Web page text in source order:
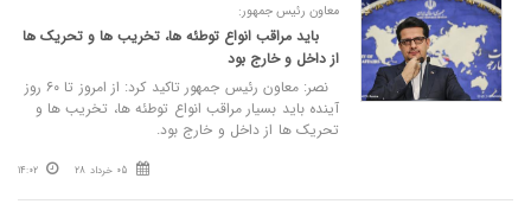
معاون رئیس جمهور:
باید مراقب انواع توطئه ها، تخریب ها و تحریک ها
از داخل و خارج بود
نصر: معاون رئیس جمهور تاکید کرد: از امروز تا ۶۰ روز
آینده باید بسیار مراقب انواع توطئه ها، تخریب ها و
تحریک ها از داخل و خارج بود.
05 خرداد 28 14:02